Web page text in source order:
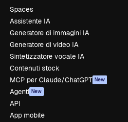
Spaces
Assistente IA
Generatore di immagini IA
Generatore di video IA
Sintetizzatore vocale IA
Contenuti stock
MCP per Claude/ChatGPT New
Agenti New
API
App mobile